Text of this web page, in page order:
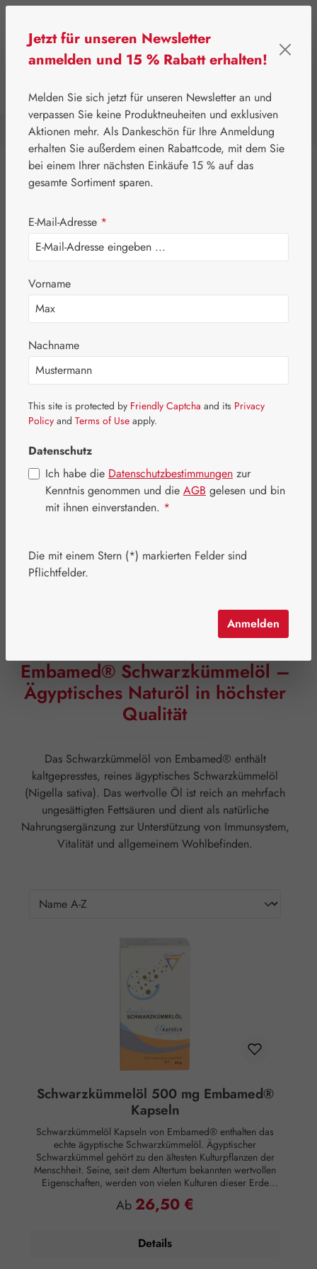
⌂ Handelswaren Embamed®
Eigenprodukte
Leitner Lifecare
Handelswaren
Embamed®
Erotik & Hygiene
Lebensmittel
Nährstoffe
Tees
Aktionen
Embamed® Schwarzkümmelöl –
Ägyptisches Naturöl in höchster
Qualität
Das Schwarzkümmelöl von Embamed® enthält
kaltgepresstes, reines ägyptisches Schwarzkümmelöl
(Nigella sativa). Das wertvolle Öl ist reich an mehrfach
ungesättigten Fettsäuren und dient als natürliche
Nahrungsergänzung zur Unterstützung von Immunsystem,
Vitalität und allgemeinem Wohlbefinden.
Schwarzkümmelöl 500 mg Embamed®
Kapseln
Schwarzkümmelöl Kapseln von Embamed® enthalten das
echte ägyptische Schwarzkümmelöl. Ägyptischer
Schwarzkümmel gehört zu den ältesten Kulturpflanzen der
Menschheit. Seine, seit dem Altertum bekannten wertvollen
Eigenschaften, werden von vielen Kulturen dieser Erde
geschätzt. Zur Gewinnung des reinen Embamed®
Schwarzkümmelöls werden die Samen kalt gepresst.
Regulärer Preis:
Ab 26,50 €
Details
Jetzt für unseren Newsletter
anmelden und 15 % Rabatt erhalten!
Melden Sie sich jetzt für unseren Newsletter an und
verpassen Sie keine Produktneuheiten und exklusiven
Aktionen mehr. Als Dankeschön für Ihre Anmeldung
erhalten Sie außerdem einen Rabattcode, mit dem Sie
bei einem Ihrer nächsten Einkäufe 15 % auf das
gesamte Sortiment sparen.
E-Mail-Adresse *
Vorname
Nachname
This site is protected by Friendly Captcha and its Privacy
Policy and Terms of Use apply.
Datenschutz
Ich habe die Datenschutzbestimmungen zur
Kenntnis genommen und die AGB gelesen und bin
mit ihnen einverstanden. *
Die mit einem Stern (*) markierten Felder sind
Pflichtfelder.
Anmelden